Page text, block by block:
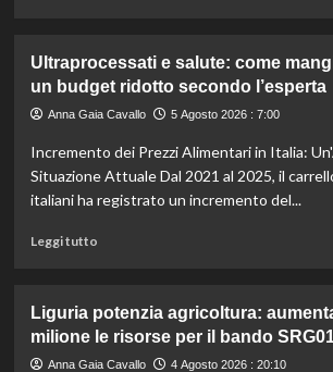
esperti.
Fondo
di
solidarietà:
milioni
per
colpite
da
calamità.
Ultraprocessati e salute: come
un budget ridotto secondo l’esperta
Anna Gaia Cavallo 5 Agosto 2026 : 7:00
Incremento dei Prezzi Alimentari in Italia:
Situazione Attuale Dal 2021 al 2025, il
italiani ha registrato un incremento del...
Leggi tuttoLeggi
Ultraprocessati
e
salute:
Liguria potenzia agricoltura:
milione le risorse per il bando
Anna Gaia Cavallo 4 Agosto 2026 : 20:10